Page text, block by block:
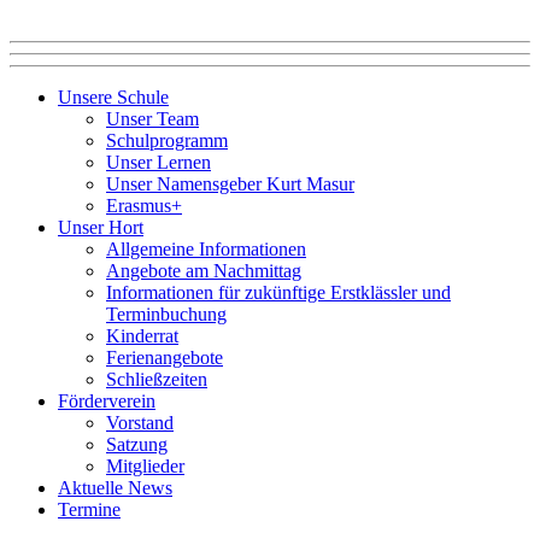
Unsere Schule
Unser Team
Schulprogramm
Unser Lernen
Unser Namensgeber Kurt Masur
Erasmus+
Unser Hort
Allgemeine Informationen
Angebote am Nachmittag
Informationen für zukünftige Erstklässler und
Terminbuchung
Kinderrat
Ferienangebote
Schließzeiten
Förderverein
Vorstand
Satzung
Mitglieder
Aktuelle News
Termine